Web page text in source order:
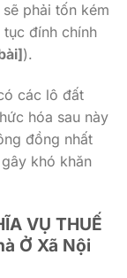
phải tốn kém
đính chính
).
các lô đất
hóa sau này
đồng nhất
khó khăn
VỤ THUẾ
Ở Xã Nội